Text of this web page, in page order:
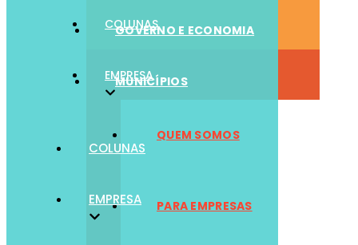
COLUNAS
EMPRESA
QUEM SOMOS
PARA EMPRESAS
GOVERNO E ECONOMIA
MUNICÍPIOS
COLUNAS
EMPRESA